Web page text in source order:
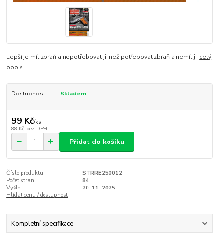
Lepší je mít zbraň a nepotřebovat ji, než potřebovat zbraň a nemít ji. celý
popis
Dostupnost Skladem
99 Kč/ks
88 Kč bez DPH
Přidat do košíku
Číslo produktu:
STRRE250012
Počet stran:
84
Vyšlo:
20. 11. 2025
Hlídat cenu / dostupnost
Kompletní specifikace